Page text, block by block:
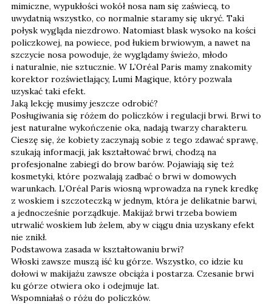
mimiczne, wypukłości wokół nosa nam się zaświecą, to
uwydatnią wszystko, co normalnie staramy się ukryć. Taki
połysk wygląda niezdrowo. Natomiast blask wysoko na kości
policzkowej, na powiece, pod łukiem brwiowym, a nawet na
szczycie nosa powoduje, że wyglądamy świeżo, młodo
i naturalnie, nie sztucznie. W L’Oréal Paris mamy znakomity
korektor rozświetlający, Lumi Magique, który pozwala
uzyskać taki efekt.
Jaką lekcję musimy jeszcze odrobić?
Posługiwania się różem do policzków i regulacji brwi. Brwi to
jest naturalne wykończenie oka, nadają twarzy charakteru.
Cieszę się, że kobiety zaczynają sobie z tego zdawać sprawę,
szukają informacji, jak kształtować brwi, chodzą na
profesjonalne zabiegi do brow barów. Pojawiają się też
kosmetyki, które pozwalają zadbać o brwi w domowych
warunkach. L’Oréal Paris wiosną wprowadza na rynek kredkę
z woskiem i szczoteczką w jednym, która je delikatnie barwi,
a jednocześnie porządkuje. Makijaż brwi trzeba bowiem
utrwalić woskiem lub żelem, aby w ciągu dnia uzyskany efekt
nie znikł.
Podstawowa zasada w kształtowaniu brwi?
Włoski zawsze muszą iść ku górze. Wszystko, co idzie ku
dołowi w makijażu zawsze obciąża i postarza. Czesanie brwi
ku górze otwiera oko i odejmuje lat.
Wspomniałaś o różu do policzków.